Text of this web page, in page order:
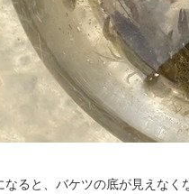
なると、バケツの底が見えなく